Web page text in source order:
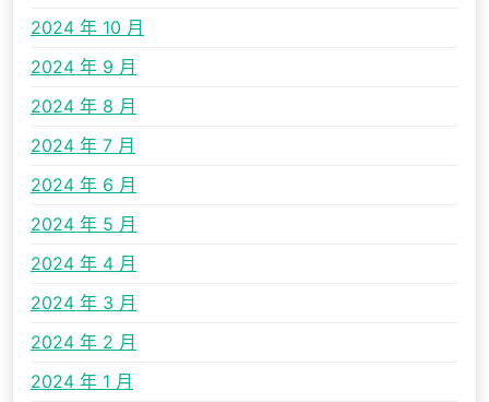
2024 年 10 月
2024 年 9 月
2024 年 8 月
2024 年 7 月
2024 年 6 月
2024 年 5 月
2024 年 4 月
2024 年 3 月
2024 年 2 月
2024 年 1 月